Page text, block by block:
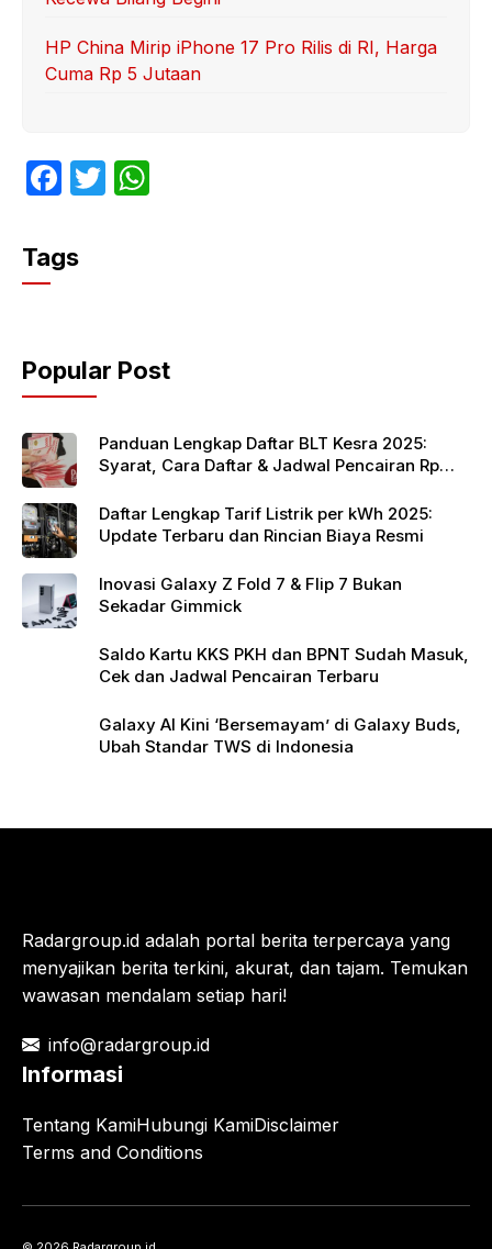
HP China Mirip iPhone 17 Pro Rilis di RI, Harga
Cuma Rp 5 Jutaan
F
c
e
o
o
k
T
p
p
Tags
Popular Post
Panduan Lengkap Daftar BLT Kesra 2025:
Syarat, Cara Daftar & Jadwal Pencairan Rp
Daftar Lengkap Tarif Listrik per kWh 2025:
Update Terbaru dan Rincian Biaya Resmi
Inovasi Galaxy Z Fold 7 & Flip 7 Bukan
Sekadar Gimmick
Saldo Kartu KKS PKH dan BPNT Sudah Masuk,
Cek dan Jadwal Pencairan Terbaru
Galaxy AI Kini ‘Bersemayam’ di Galaxy Buds,
Ubah Standar TWS di Indonesia
Radargroup.id adalah portal berita terpercaya yang
menyajikan berita terkini, akurat, dan tajam. Temukan
wawasan mendalam setiap hari!
info@radargroup.id
Informasi
Tentang KamiHubungi KamiDisclaimer
Terms and Conditions